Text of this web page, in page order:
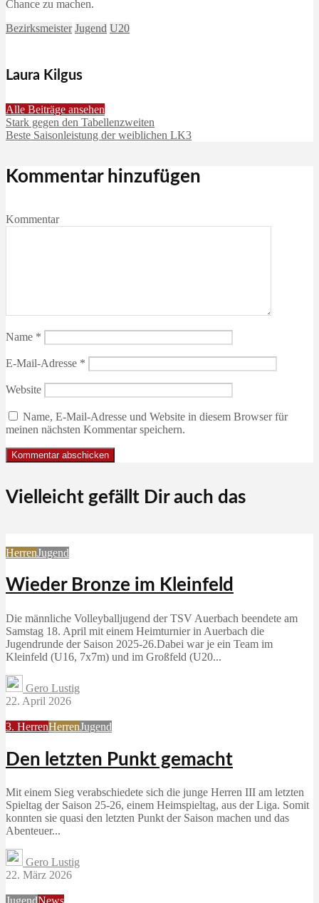
Chance zu machen.
Bezirksmeister Jugend U20
Laura Kilgus
Alle Beiträge ansehen
Stark gegen den Tabellenzweiten
Beste Saisonleistung der weiblichen LK3
Kommentar hinzufügen
Kommentar
Name *
E-Mail-Adresse *
Website
Name, E-Mail-Adresse und Website in diesem Browser für
meinen nächsten Kommentar speichern.
Vielleicht gefällt Dir auch das
HerrenJugend
Wieder Bronze im Kleinfeld
Die männliche Volleyballjugend der TSV Auerbach beendete am
Samstag 18. April mit einem Heimturnier in Auerbach die
Jugendrunde der Saison 2025-26.Dabei war je ein Team im
Kleinfeld (U16, 7x7m) und im Großfeld (U20...
Gero Lustig
22. April 2026
3. HerrenHerrenJugend
Den letzten Punkt gemacht
Mit einem Sieg verabschiedete sich die junge Herren III am letzten
Spieltag der Saison 25-26, einem Heimspieltag, aus der Liga. Somit
konnten sie quasi den letzten Punkt der Saison machen und das
Abenteuer...
Gero Lustig
22. März 2026